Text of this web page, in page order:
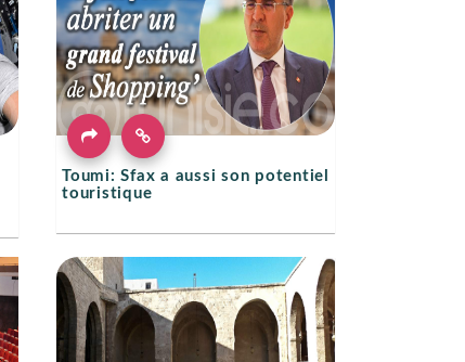
Toumi: Sfax a aussi son potentiel
touristique